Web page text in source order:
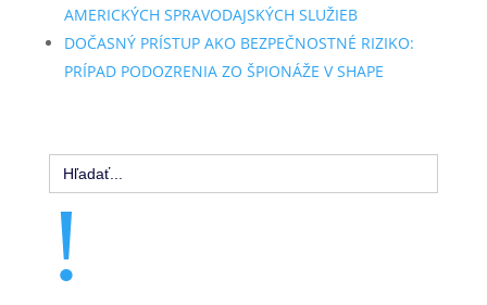
AMERICKÝCH SPRAVODAJSKÝCH SLUŽIEB
DOČASNÝ PRÍSTUP AKO BEZPEČNOSTNÉ RIZIKO:
PRÍPAD PODOZRENIA ZO ŠPIONÁŽE V SHAPE
Search
for:
!